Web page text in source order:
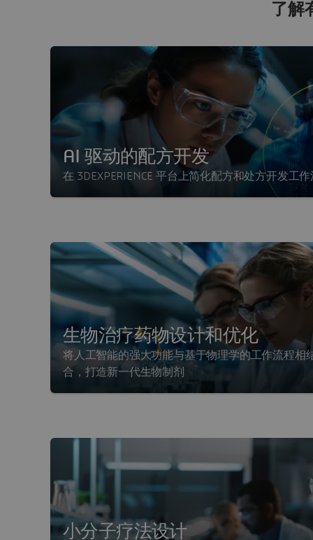
了
AI 驱动的配方开发
在 3DEXPERIENCE 平台上简化配方和处方开发工
生物治疗药物设计和优化
将人工智能的强大功能与基于物理学的工作流程相
合，打造新一代生物制剂
小分子疗法设计